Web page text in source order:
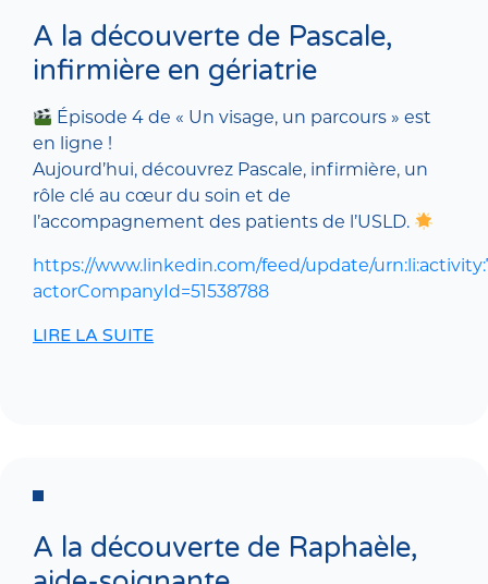
A la découverte de Pascale,
infirmière en gériatrie
Épisode 4 de « Un visage, un parcours » est
en ligne !
Aujourd’hui, découvrez Pascale, infirmière, un
rôle clé au cœur du soin et de
l’accompagnement des patients de l’USLD.
https://www.linkedin.com/feed/update/
actorCompanyId=51538788
LIRE LA SUITE
A la découverte de Raphaèle,